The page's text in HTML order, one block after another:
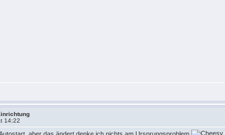
14:22